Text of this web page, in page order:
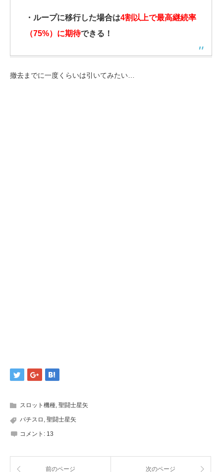
・ループに移行した場合は4割以上で最高継続率
（75%）に期待できる！
撤去までに一度くらいは引いてみたい…
スロット機種 聖闘士星矢
パチスロ 聖闘士星矢
コメント: 13
前のページ 次のページ